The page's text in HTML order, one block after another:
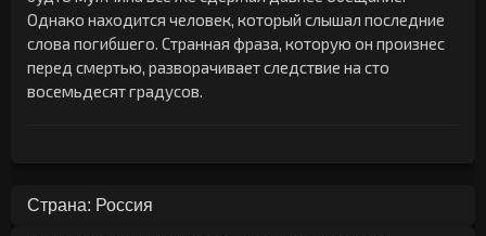
Однако находится человек, который слышал последние
слова погибшего. Странная фраза, которую он произнес
перед смертью, разворачивает следствие на сто
восемьдесят градусов.
Страна: Россия